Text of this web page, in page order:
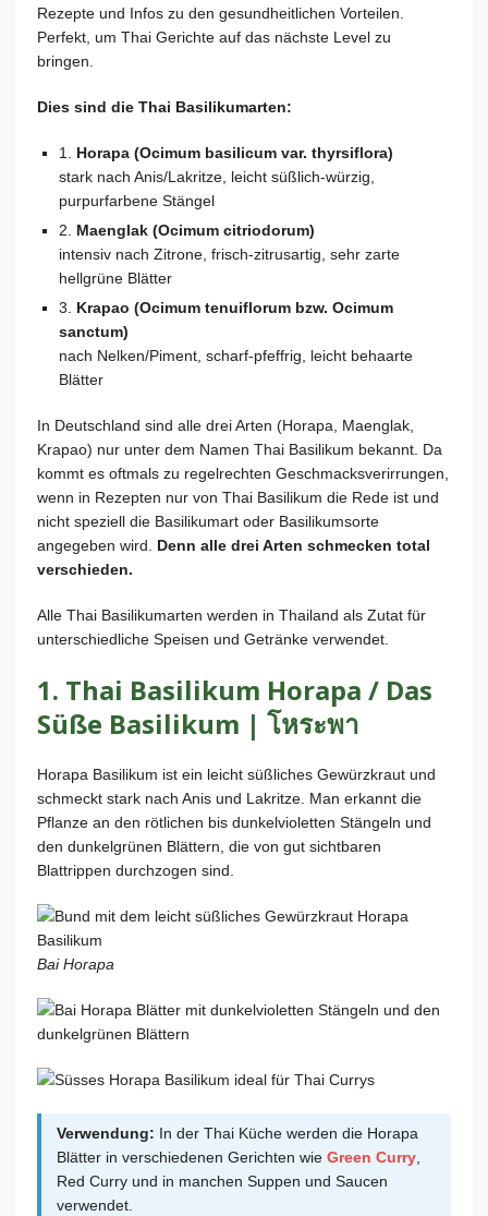
Rezepte und Infos zu den gesundheitlichen Vorteilen.
Perfekt, um Thai Gerichte auf das nächste Level zu
bringen.
Dies sind die Thai Basilikumarten:
1. Horapa (Ocimum basilicum var. thyrsiflora)
stark nach Anis/Lakritze, leicht süßlich-würzig,
purpurfarbene Stängel
2. Maenglak (Ocimum citriodorum)
intensiv nach Zitrone, frisch-zitrusartig, sehr zarte
hellgrüne Blätter
3. Krapao (Ocimum tenuiflorum bzw. Ocimum
sanctum)
nach Nelken/Piment, scharf-pfeffrig, leicht behaarte
Blätter
In Deutschland sind alle drei Arten (Horapa, Maenglak,
Krapao) nur unter dem Namen Thai Basilikum bekannt. Da
kommt es oftmals zu regelrechten Geschmacksverirrungen,
wenn in Rezepten nur von Thai Basilikum die Rede ist und
nicht speziell die Basilikumart oder Basilikumsorte
angegeben wird.
Denn alle drei Arten schmecken total
verschieden.
Alle Thai Basilikumarten werden in Thailand als Zutat für
unterschiedliche Speisen und Getränke verwendet.
1. Thai Basilikum Horapa / Das
Süße Basilikum | โหระพา
Horapa Basilikum ist ein leicht süßliches Gewürzkraut und
schmeckt stark nach Anis und Lakritze. Man erkannt die
Pflanze an den rötlichen bis dunkelvioletten Stängeln und
den dunkelgrünen Blättern, die von gut sichtbaren
Blattrippen durchzogen sind.
Bai Horapa
Verwendung: In der Thai Küche werden die Horapa
Blätter in verschiedenen Gerichten wie Green Curry
Red Curry und in manchen Suppen und Saucen
verwendet.